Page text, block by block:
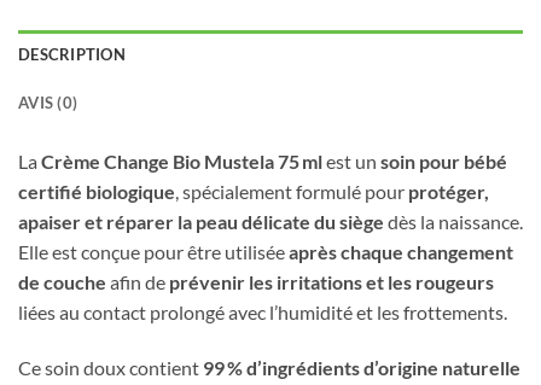
DESCRIPTION
AVIS (0)
La Crème Change Bio Mustela 75 mlest un soin pour bébé
certifié biologique, spécialement formulé pour protéger,
apaiser et réparer la peau délicate du siège dès la naissance.
Elle est conçue pour être utiliséeaprès chaque changement
de couche afin de prévenir les irritations et les rougeurs
liées au contact prolongé avec l’humidité et les frottements.
Ce soin doux contient 99 % d’ingrédients d’origine naturelle